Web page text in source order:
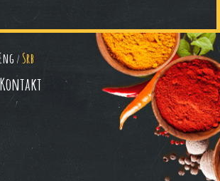
/Srb
Kontakt